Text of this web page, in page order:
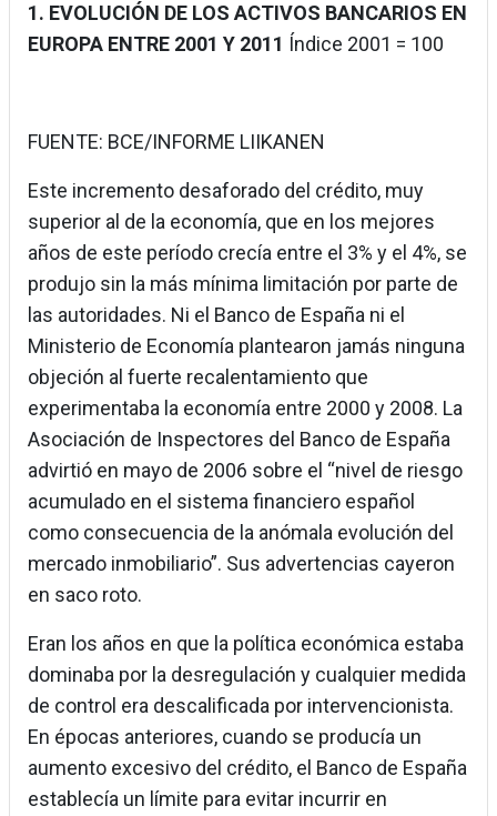
1. EVOLUCIÓN DE LOS ACTIVOS BANCARIOS EN
EUROPA ENTRE 2001 Y 2011 Índice 2001 = 100
FUENTE: BCE/INFORME LIIKANEN
Este incremento desaforado del crédito, muy
superior al de la economía, que en los mejores
años de este período crecía entre el 3% y el 4%, se
produjo sin la más mínima limitación por parte de
las autoridades. Ni el Banco de España ni el
Ministerio de Economía plantearon jamás ninguna
objeción al fuerte recalentamiento que
experimentaba la economía entre 2000 y 2008. La
Asociación de Inspectores del Banco de España
advirtió en mayo de 2006 sobre el “nivel de riesgo
acumulado en el sistema financiero español
como consecuencia de la anómala evolución del
mercado inmobiliario”. Sus advertencias cayeron
en saco roto.
Eran los años en que la política económica estaba
dominaba por la desregulación y cualquier medida
de control era descalificada por intervencionista.
En épocas anteriores, cuando se producía un
aumento excesivo del crédito, el Banco de España
establecía un límite para evitar incurrir en